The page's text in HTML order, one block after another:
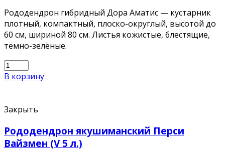
Рододендрон гибридный Дора Аматис — кустарник
плотный, компактный, плоско-округлый, высотой до
60 см, шириной 80 см. Листья кожистые, блестящие,
тёмно-зелёные.
В корзину
Закрыть
Рододендрон якушиманский Перси
Вайзмен (V 5 л.)